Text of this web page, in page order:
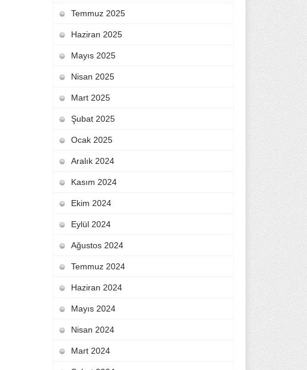
Temmuz 2025
Haziran 2025
Mayıs 2025
Nisan 2025
Mart 2025
Şubat 2025
Ocak 2025
Aralık 2024
Kasım 2024
Ekim 2024
Eylül 2024
Ağustos 2024
Temmuz 2024
Haziran 2024
Mayıs 2024
Nisan 2024
Mart 2024